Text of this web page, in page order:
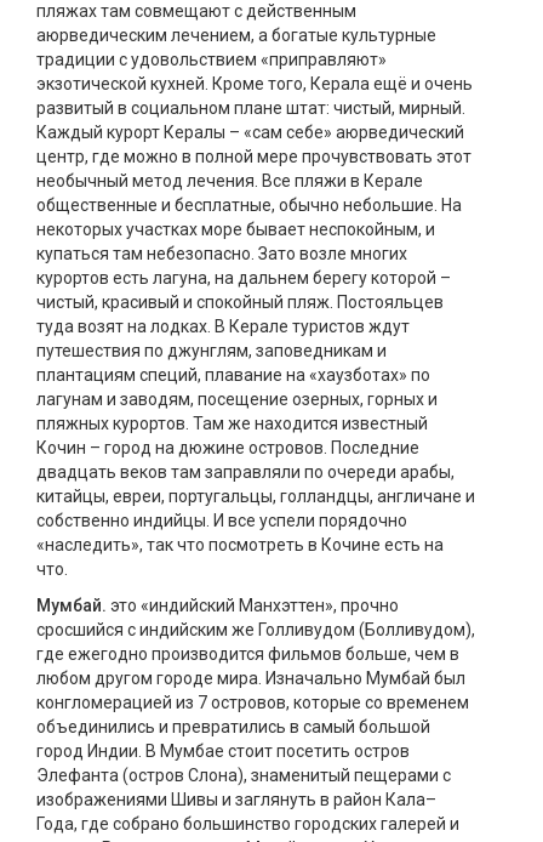
пляжах там совмещают с действенным
аюрведическим лечением, а богатые культурные
традиции с удовольствием «приправляют»
экзотической кухней. Кроме того, Керала ещё и очень
развитый в социальном плане штат: чистый, мирный.
Каждый курорт Кералы – «сам себе» аюрведический
центр, где можно в полной мере прочувствовать этот
необычный метод лечения. Все пляжи в Керале
общественные и бесплатные, обычно небольшие. На
некоторых участках море бывает неспокойным, и
купаться там небезопасно. Зато возле многих
курортов есть лагуна, на дальнем берегу которой –
чистый, красивый и спокойный пляж. Постояльцев
туда возят на лодках. В Керале туристов ждут
путешествия по джунглям, заповедникам и
плантациям специй, плавание на «хаузботах» по
лагунам и заводям, посещение озерных, горных и
пляжных курортов. Там же находится известный
Кочин – город на дюжине островов. Последние
двадцать веков там заправляли по очереди арабы,
китайцы, евреи, португальцы, голландцы, англичане и
собственно индийцы. И все успели порядочно
«наследить», так что посмотреть в Кочине есть на
что.
Мумбай. это «индийский Манхэттен», прочно
сросшийся с индийским же Голливудом (Болливудом),
где ежегодно производится фильмов больше, чем в
любом другом городе мира. Изначально Мумбай был
конгломерацией из 7 островов, которые со временем
объединились и превратились в самый большой
город Индии. В Мумбае стоит посетить остров
Элефанта (остров Слона), знаменитый пещерами с
изображениями Шивы и заглянуть в район Кала–
Года, где собрано большинство городских галерей и